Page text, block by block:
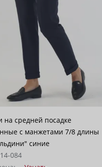
на средней посадке
с манжетами 7/8 длины
синие
084